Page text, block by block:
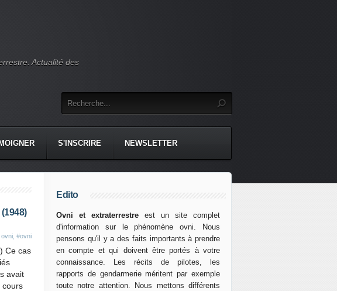
Actualité des
S'INSCRIRE NEWSLETTER
#ovni
Ce cas
avait
cours
Edito
Ovni et extraterrestre est un site complet
d'information sur le phénomène ovni. Nous
pensons qu'il y a des faits importants à prendre
en compte et qui doivent être portés à votre
connaissance. Les récits de pilotes, les
rapports de gendarmerie méritent par exemple
toute notre attention. Nous mettons différents